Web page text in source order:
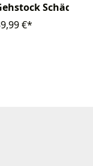
Schädel
€*